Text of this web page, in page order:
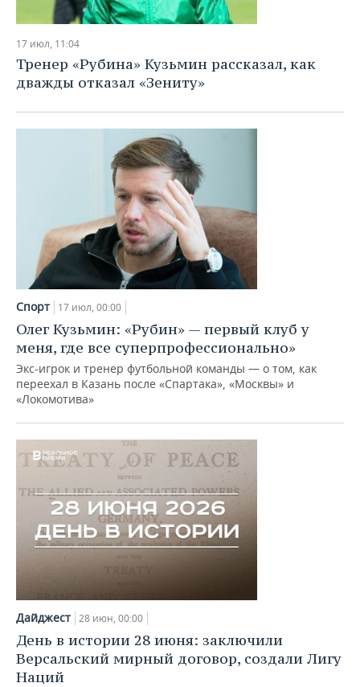
17 июл, 11:04
Тренер «Рубина» Кузьмин рассказал, как
дважды отказал «Зениту»
Спорт 17 июл, 00:00
Олег Кузьмин: «Рубин» — первый клуб у
меня, где все суперпрофессионально»
Экс-игрок и тренер футбольной команды — о том, как
переехал в Казань после «Спартака», «Москвы» и
«Локомотива»
Дайджест 28 июн, 00:00
День в истории 28 июня: заключили
Версальский мирный договор, создали Лигу
Наций